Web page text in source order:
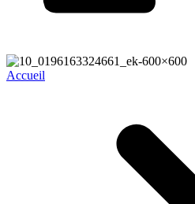
Accueil